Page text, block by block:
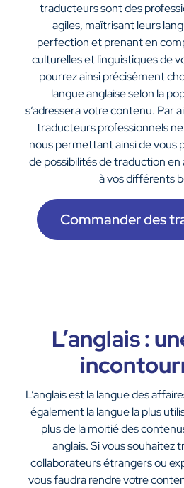
traducteurs sont des
agiles, maîtrisant leurs
perfection et prenant en
culturelles et linguistiques de
pourrez ainsi précisément
langue anglaise selon la
s’adressera votre contenu. Par
traducteurs professionnels ne
nous permettant ainsi de vous
de possibilités de traduction
à vos différents
Commander des
L’anglais :
L’anglais est la langue des
également la langue la plus
plus de la moitié des
anglais. Si vous souhaitez
collaborateurs étrangers ou
vous faudra rendre votre